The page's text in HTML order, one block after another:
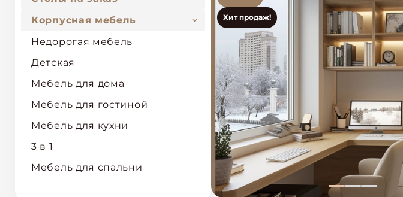
Корпусная мебель
Недорогая мебель
Детская
Мебель для дома
Мебель для гостиной
Мебель для кухни
3 в 1
Мебель для спальни
Хит продаж!